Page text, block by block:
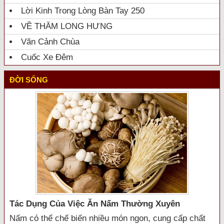
Lời Kinh Trong Lòng Bàn Tay 250
VỀ THĂM LONG HƯNG
Vãn Cảnh Chùa
Cuốc Xe Đêm
ĐỜI SỐNG
Tác Dụng Của Việc Ăn Nấm Thường Xuyên
Nấm có thể chế biến nhiều món ngon, cung cấp chất